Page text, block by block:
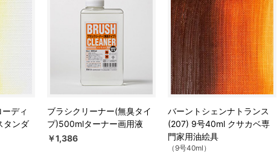
ディ
タンダ
ブラシクリーナー(無臭タイ
プ)500mlターナー画用液
￥1,386
バーントシェンナトランス
(207) 9号40ml クサカベ専
門家用油絵具
（9号40ml）